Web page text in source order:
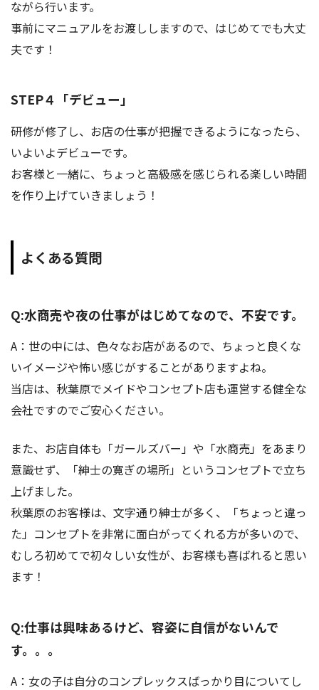
ながら行います。
事前にマニュアルをお渡ししますので、はじめてでも大丈
夫です！
STEP４「デビュー」
研修が修了し、お店の仕事が把握できるようになったら、
いよいよデビューです。
お客様と一緒に、ちょっと高級感を感じられる楽しい時間
を作り上げていきましょう！
よくある質問
Q:水商売や夜の仕事がはじめてなので、不安です。
A：世の中には、色々なお店があるので、ちょっと良くな
いイメージや怖い感じがすることがありますよね。
当店は、秋葉原でメイドやコンセプト店も運営する健全な
会社ですのでご安心ください。
また、お店自体も「ガールズバー」や「水商売」をあまり
意識せず、「紳士の寛ぎの場所」というコンセプトで立ち
上げました。
秋葉原のお客様は、文字通り紳士が多く、「ちょっと違っ
た」コンセプトを非常に面白がってくれる方が多いので、
むしろ初めてで初々しい女性が、お客様も喜ばれると思い
ます！
Q:仕事は興味あるけど、容姿に自信がないんで
す。。。
A：女の子は自分のコンプレックスばっかり目についてし